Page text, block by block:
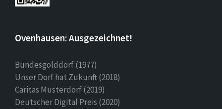
Ovenhausen: Ausgezeichnet!
Bundesgolddorf (1977)
Unser Dorf hat Zukunft (2018)
Caritas Musterdorf (2019)
Deutscher Digital Preis (2020)